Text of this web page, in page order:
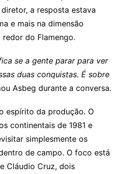
a resposta estava
e mais na dimensão
do Flamengo.
se a gente parar para ver
duas conquistas. É sobre
Asbeg durante a conversa.
espírito da produção. O
continentais de 1981 e
simplesmente os
de campo. O foco está
Cláudio Cruz, dois